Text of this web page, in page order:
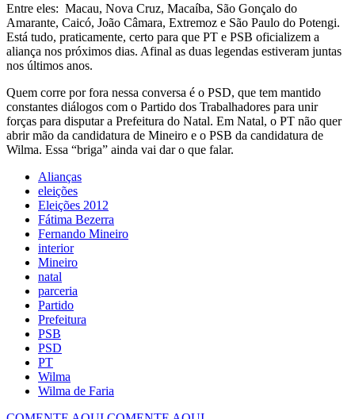
Entre eles: Macau, Nova Cruz, Macaíba, São Gonçalo do
Amarante, Caicó, João Câmara, Extremoz e São Paulo do Potengi.
Está tudo, praticamente, certo para que PT e PSB oficializem a
aliança nos próximos dias. Afinal as duas legendas estiveram juntas
nos últimos anos.
Quem corre por fora nessa conversa é o PSD, que tem mantido
constantes diálogos com o Partido dos Trabalhadores para unir
forças para disputar a Prefeitura do Natal. Em Natal, o PT não quer
abrir mão da candidatura de Mineiro e o PSB da candidatura de
Wilma. Essa “briga” ainda vai dar o que falar.
Alianças
eleições
Eleições 2012
Fátima Bezerra
Fernando Mineiro
interior
Mineiro
natal
parceria
Partido
Prefeitura
PSB
PSD
PT
Wilma
Wilma de Faria